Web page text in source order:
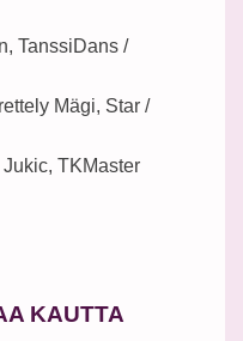
TanssiDans /
Mägi, Star /
TKMaster
KAUTTA